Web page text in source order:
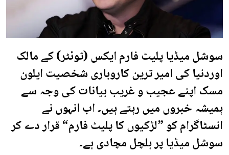
سوشل میڈیا پلیٹ فارم ایکس (ٹوئٹر) کے مالک
اوردنیا کی امیر ترین کاروباری شخصیت ایلون
مسک اپنے عجیب و غریب بیانات کی وجہ سے
ہمیشہ خبروں میں رہتے ہیں۔ اب انہوں نے
انسٹاگرام کو ”لڑکیوں کا پلیٹ فارم“ قرار دے کر
سوشل میڈیا پر ہلچل مچادی ہے۔